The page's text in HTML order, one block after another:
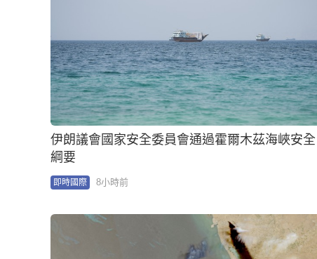
伊朗議會國家安全委員會通過霍爾木茲海峽安全
綱要
即時國際 8小時前